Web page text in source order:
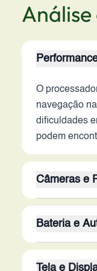
O
navegação
dificuldades
podem
Câmeras e
do OIS é
visão. A
Bateria e
Tela e